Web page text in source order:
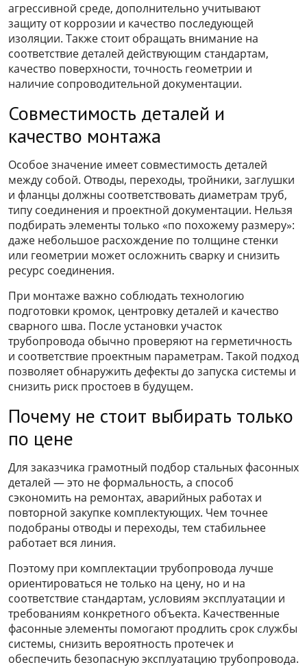
агрессивной среде, дополнительно учитывают
защиту от коррозии и качество последующей
изоляции. Также стоит обращать внимание на
соответствие деталей действующим стандартам,
качество поверхности, точность геометрии и
наличие сопроводительной документации.
Совместимость деталей и
качество монтажа
Особое значение имеет совместимость деталей
между собой. Отводы, переходы, тройники, заглушки
и фланцы должны соответствовать диаметрам труб,
типу соединения и проектной документации. Нельзя
подбирать элементы только «по похожему размеру»:
даже небольшое расхождение по толщине стенки
или геометрии может осложнить сварку и снизить
ресурс соединения.
При монтаже важно соблюдать технологию
подготовки кромок, центровку деталей и качество
сварного шва. После установки участок
трубопровода обычно проверяют на герметичность
и соответствие проектным параметрам. Такой подход
позволяет обнаружить дефекты до запуска системы и
снизить риск простоев в будущем.
Почему не стоит выбирать только
по цене
Для заказчика грамотный подбор стальных фасонных
деталей — это не формальность, а способ
сэкономить на ремонтах, аварийных работах и
повторной закупке комплектующих. Чем точнее
подобраны отводы и переходы, тем стабильнее
работает вся линия.
Поэтому при комплектации трубопровода лучше
ориентироваться не только на цену, но и на
соответствие стандартам, условиям эксплуатации и
требованиям конкретного объекта. Качественные
фасонные элементы помогают продлить срок службы
системы, снизить вероятность протечек и
обеспечить безопасную эксплуатацию трубопровода.